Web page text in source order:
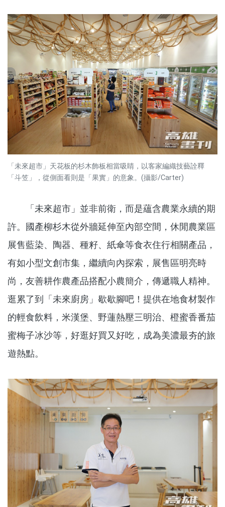
「未來超市」天花板的杉木飾板相當吸睛，以客家編織技藝詮釋
「斗笠」，從側面看則是「果實」的意象。(攝影/Carter)
「未來超市」並非前衛，而是蘊含農業永續的期
許。國產柳杉木從外牆延伸至內部空間，休閒農業區
展售藍染、陶器、種籽、紙傘等食衣住行相關產品，
有如小型文創市集，繼續向內探索，展售區明亮時
尚，友善耕作農產品搭配小農簡介，傳遞職人精神。
逛累了到「未來廚房」歇歇腳吧！提供在地食材製作
的輕食飲料，米漢堡、野蓮熱壓三明治、橙蜜香番茄
蜜梅子冰沙等，好逛好買又好吃，成為美濃最夯的旅
遊熱點。